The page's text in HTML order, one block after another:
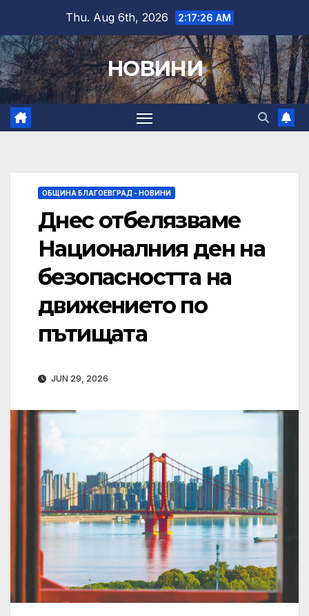
content
Thu. Aug 6th, 2026 2:17:27 AM
НОВИНИ
ОБЩИНА БЛАГОЕВГРАД - НОВИНИ
Днес отбелязваме
Националния ден на
безопасността на
движението по
пътищата
JUN 29, 2026